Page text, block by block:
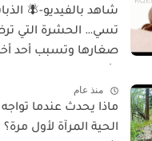
شاهد
تسي… الحشرة التي
صغارها وتسبب أحد
منذ عام
ماذا يحدث عندما تواجه
الحية المرآة لأول